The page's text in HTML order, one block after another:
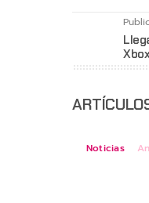
Noticias